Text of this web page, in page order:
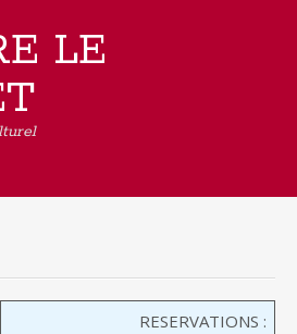
LE
RESERVATIONS :